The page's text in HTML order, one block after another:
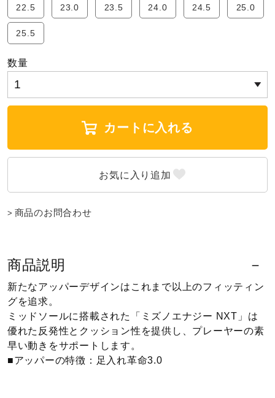
柔道
ワーキング
ライフスタイルグッズ
アウトドア／レイン
サポーター
22.5
23.0 23.5 24.0 24.5 25.0
25.5
数量
カートに入れる
商品のお問合わせ
商品説明
新たなアッパーデザインはこれまで以上のフィッティン
グを追求。
ミッドソールに搭載された「ミズノエナジー NXT」は
優れた反発性とクッション性を提供し、プレーヤーの素
早い動きをサポートします。
■アッパーの特徴：足入れ革命3.0